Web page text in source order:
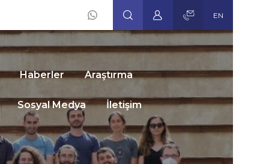
Social
Icons
EN
Haberler Araştırma
Sosyal Medya İletişim